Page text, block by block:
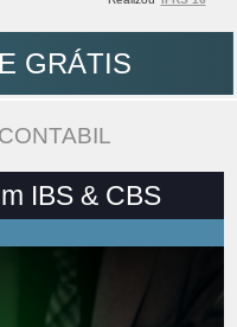
GRÁTIS
IBS & CBS